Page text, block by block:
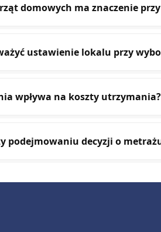
domowych ma znaczenie
ustawienie lokalu przy
wpływa na koszty utrzymania?
podejmowaniu decyzji o